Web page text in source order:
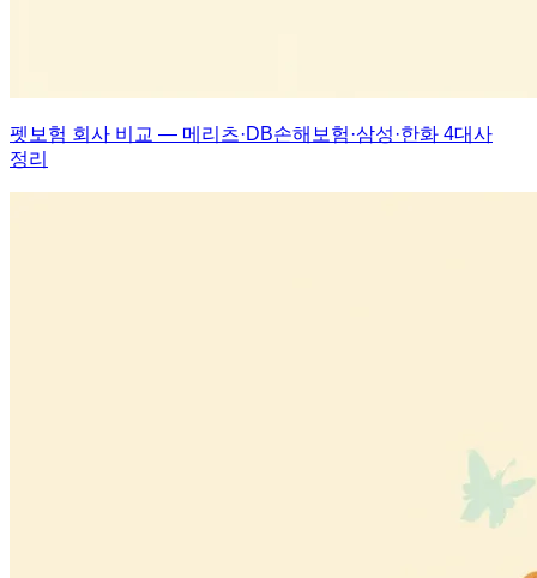
펫보험 회사 비교 — 메리츠·DB손해보험·삼성·한화 4대사
정리